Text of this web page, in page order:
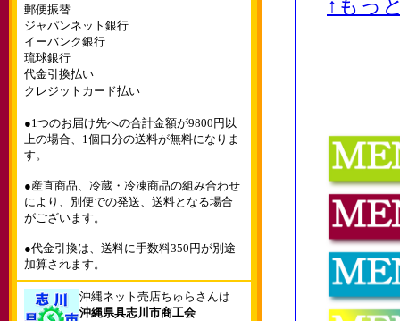
郵便振替
ジャパンネット銀行
イーバンク銀行
琉球銀行
代金引換払い
クレジットカード払い
●1つのお届け先への合計金額が9800円以
上の場合、1個口分の送料が無料になりま
す。
●産直商品、冷蔵・冷凍商品の組み合わせ
により、別便での発送、送料となる場合
がございます。
●代金引換は、送料に手数料350円が別途
加算されます。
沖縄ネット売店ちゅらさんは
沖縄県具志川市商工会
↑もっ